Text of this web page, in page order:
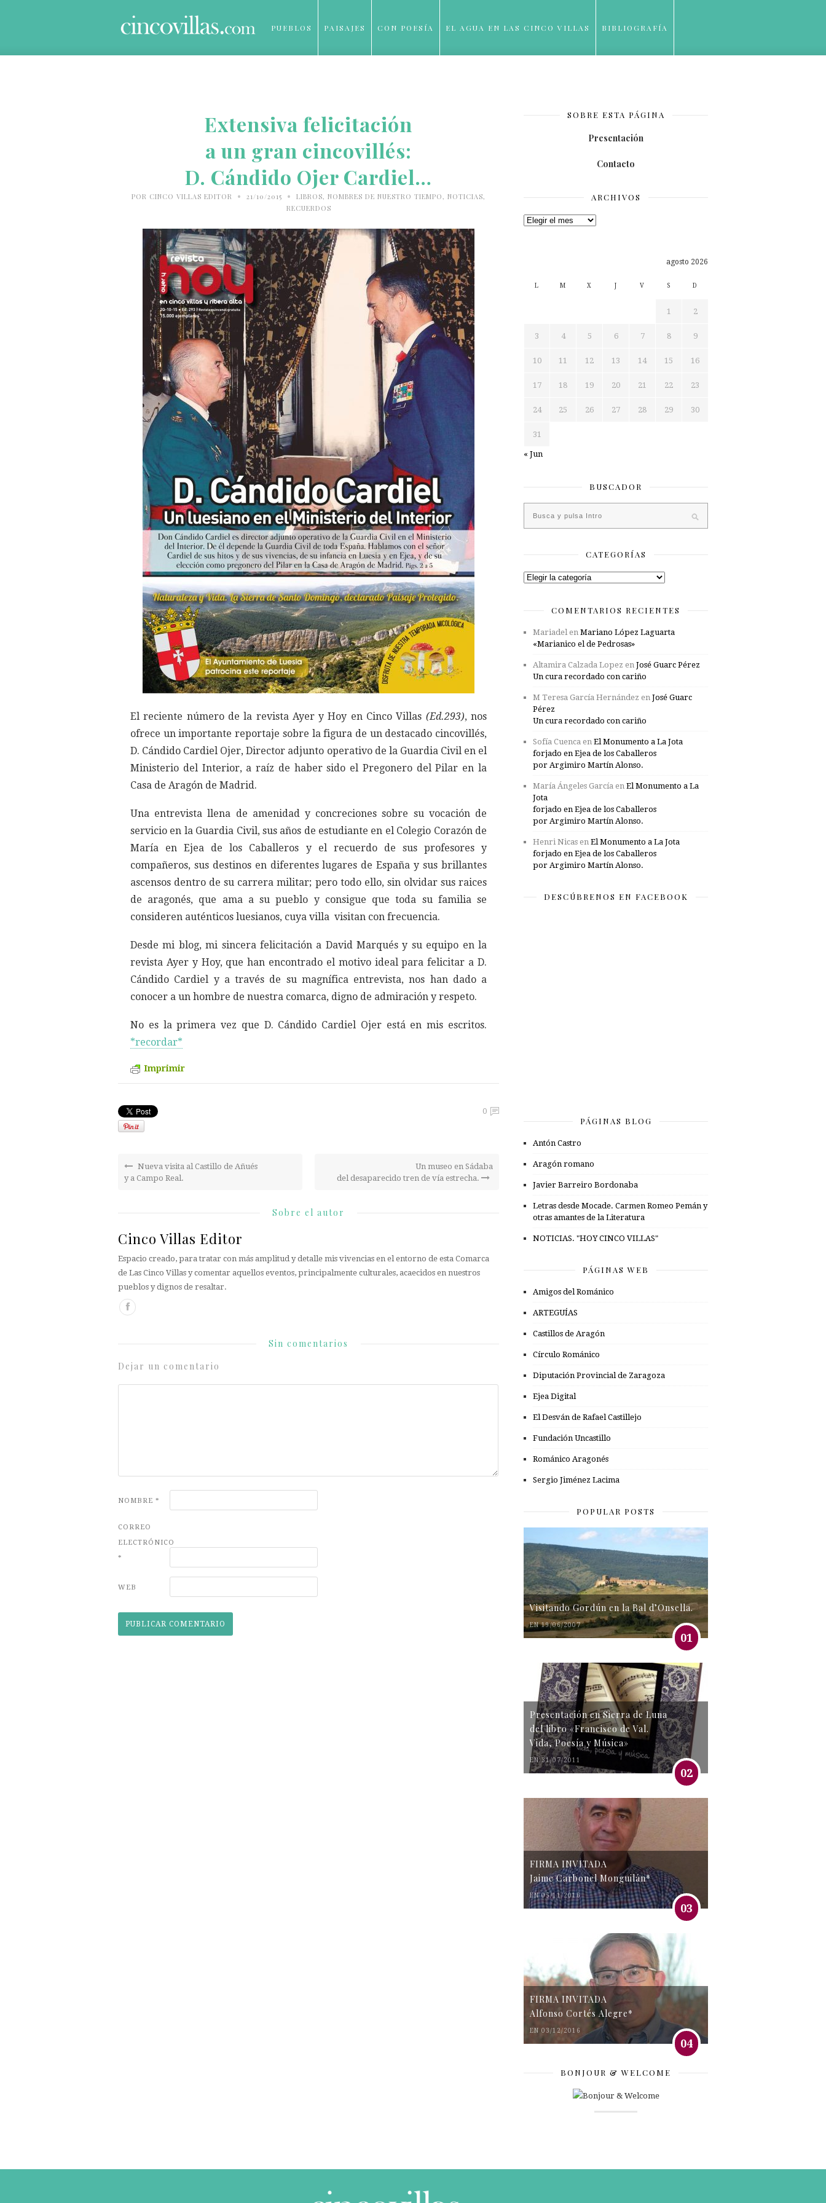
PUEBLOS PAISAJES CON POESÍA EL AGUA EN LAS CINCO VILLAS BIBLIOGRAFÍA
Extensiva felicitación
a un gran cincovillés:
D. Cándido Ojer Cardiel…
POR CINCO VILLAS EDITOR • 21/10/2015 • LIBROS, NOMBRES DE NUESTRO TIEMPO, NOTICIAS,
RECUERDOS
El reciente número de la revista Ayer y Hoy en Cinco Villas (Ed.293), nos
ofrece un importante reportaje sobre la figura de un destacado cincovillés,
D. Cándido Cardiel Ojer, Director adjunto operativo de la Guardia Civil en el
Ministerio del Interior, a raíz de haber sido el Pregonero del Pilar en la
Casa de Aragón de Madrid.
Una entrevista llena de amenidad y concreciones sobre su vocación de
servicio en la Guardia Civil, sus años de estudiante en el Colegio Corazón de
María en Ejea de los Caballeros y el recuerdo de sus profesores y
compañeros, sus destinos en diferentes lugares de España y sus brillantes
ascensos dentro de su carrera militar; pero todo ello, sin olvidar sus raices
de aragonés, que ama a su pueblo y consigue que toda su familia se
consideren auténticos luesianos, cuya villa visitan con frecuencia.
Desde mi blog, mi sincera felicitación a David Marqués y su equipo en la
revista Ayer y Hoy, que han encontrado el motivo ideal para felicitar a D.
Cándido Cardiel y a través de su magnífica entrevista, nos han dado a
conocer a un hombre de nuestra comarca, digno de admiración y respeto.
No es la primera vez que D. Cándido Cardiel Ojer está en mis escritos.
*recordar*
Imprimir
0
Nueva visita al Castillo de Añués
y a Campo Real.
Un museo en Sádaba
del desaparecido tren de vía estrecha.
Sobre el autor
Cinco Villas Editor
Espacio creado, para tratar con más amplitud y detalle mis vivencias en el entorno de esta Comarca
de Las Cinco Villas y comentar aquellos eventos, principalmente culturales, acaecidos en nuestros
pueblos y dignos de resaltar.
Sin comentarios
Dejar un comentario
NOMBRE *
CORREO
ELECTRÓNICO
*
WEB
SOBRE ESTA PÁGINA
Presentación
Contacto
ARCHIVOS
Archivos
agosto 2026
L M X J V S D
1 2
3 4 5 6 7 8 9
10 11 12 13 14 15 16
17 18 19 20 21 22 23
24 25 26 27 28 29 30
31
« Jun
BUSCADOR
CATEGORÍAS
Categorías
COMENTARIOS RECIENTES
Mariadelen Mariano López Laguarta
«Marianico el de Pedrosas»
Altamira Calzada Lopez en José Guarc Pérez
Un cura recordado con cariño
M Teresa García Hernández en José Guarc
Pérez
Un cura recordado con cariño
Sofía Cuenca en El Monumento a La Jota
forjado en Ejea de los Caballeros
por Argimiro Martín Alonso.
María Ángeles García en El Monumento a La
Jota
forjado en Ejea de los Caballeros
por Argimiro Martín Alonso.
Henri Nicas en El Monumento a La Jota
forjado en Ejea de los Caballeros
por Argimiro Martín Alonso.
DESCÚBRENOS EN FACEBOOK
PÁGINAS BLOG
Antón Castro
Aragón romano
Javier Barreiro Bordonaba
Letras desde Mocade. Carmen Romeo Pemán y
otras amantes de la Literatura
NOTICIAS. "HOY CINCO VILLAS"
PÁGINAS WEB
Amigos del Románico
ARTEGUÍAS
Castillos de Aragón
Círculo Románico
Diputación Provincial de Zaragoza
Ejea Digital
El Desván de Rafael Castillejo
Fundación Uncastillo
Románico Aragonés
Sergio Jiménez Lacima
POPULAR POSTS
Visitando Gordún en la Bal d’Onsella.
EN 19/06/2007
01
Presentación en Sierra de Luna
del libro «Francisco de Val.
Vida, Poesía y Música»
EN 31/07/2011
02
FIRMA INVITADA
Jaime Carbonel Monguilán*
EN 05/11/2016
03
FIRMA INVITADA
Alfonso Cortés Alegre*
EN 03/12/2016
04
BONJOUR & WELCOME